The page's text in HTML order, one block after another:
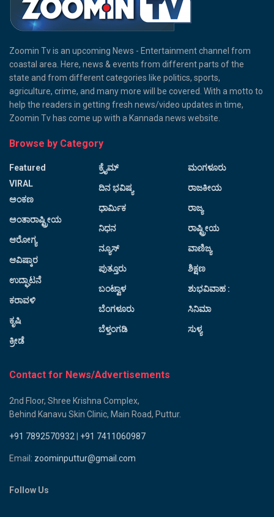
Zoomin Tv is an upcoming News - Entertainment channel from
coastal area. Here, news & events from different parts of the
state and from different categories like politics, sports,
agriculture, crime, and many more will be covered. With a motto to
help the readers in getting fresh news/video updates in time,
Zoomin Tv has come up with a Kannada news website.
Browse by Category
Featured
VIRAL
ಅಂಕಣ
ಅಂತಾರಾಷ್ಟ್ರೀಯ
ಆರೋಗ್ಯ
ಆವಿಷ್ಕಾರ
ಉದ್ಘಾಟನೆ
ಕರಾವಳಿ
ಕೃಷಿ
ಕ್ರೀಡೆ
ಕ್ರೈಮ್
ದಿನ ಭವಿಷ್ಯ
ಧಾರ್ಮಿಕ
ನಿಧನ
ನ್ಯೂಸ್
ಪುತ್ತೂರು
ಬಂಟ್ವಾಳ
ಬೆಂಗಳೂರು
ಬೆಳ್ತಂಗಡಿ
ಮಂಗಳೂರು
ರಾಜಕೀಯ
ರಾಜ್ಯ
ರಾಷ್ಟ್ರೀಯ
ವಾಣಿಜ್ಯ
ಶಿಕ್ಷಣ
ಶುಭವಿವಾಹ :
ಸಿನಿಮಾ
ಸುಳ್ಯ
Contact for News/Advertisements
2nd Floor, Shree Krishna Complex,
Behind Kanavu Skin Clinic, Main Road, Puttur.
+91 7892570932 +91 7411060987
Email: zoominputtur@gmail.com
Follow Us